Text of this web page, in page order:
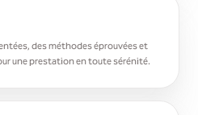
des méthodes éprouvées et
une prestation en toute sérénité.